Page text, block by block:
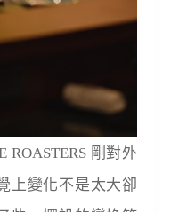
ROASTERS 剛對外
上變化不是太大卻